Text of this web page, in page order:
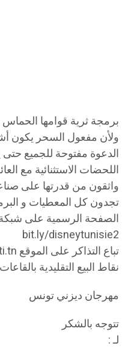
برمجة ثرية قوامها
ولأن مفعول السحر يكون
الدعوة مفتوحة للجميع
اللحضات الاستثنائية مع
واثقون من قدرتها على
تجدون كل المعطيات و
الصفحة الرسمية على
bit.ly/disneytunisie2
نقاط البيع التقليدية
مهرجان ديزني تونس
تتوجه بالشكر
لـ :